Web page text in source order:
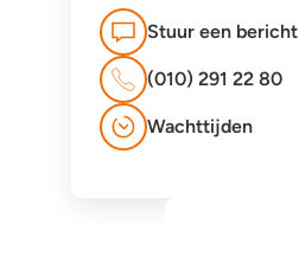
Stuur een bericht
(010) 291 22 80
Wachttijden